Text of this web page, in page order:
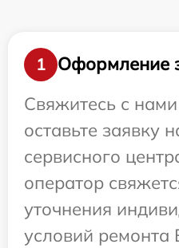
1
Оформление
Свяжитесь с
оставьте заявку
сервисного
оператор
уточнения
условий ремонта